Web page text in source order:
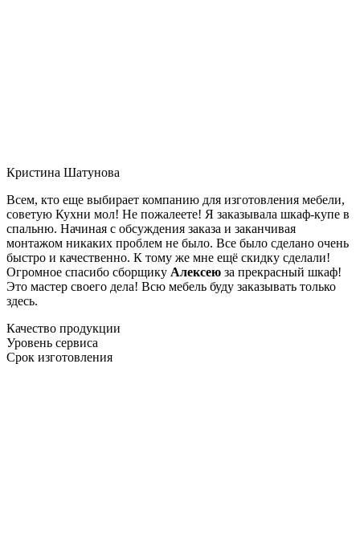
Кристина Шатунова
Всем, кто еще выбирает компанию для изготовления мебели,
советую Кухни мол! Не пожалеете! Я заказывала шкаф-купе в
спальню. Начиная с обсуждения заказа и заканчивая
монтажом никаких проблем не было. Все было сделано очень
быстро и качественно. К тому же мне ещё скидку сделали!
Огромное спасибо сборщику Алексею за прекрасный шкаф!
Это мастер своего дела! Всю мебель буду заказывать только
здесь.
Качество продукции
Уровень сервиса
Срок изготовления